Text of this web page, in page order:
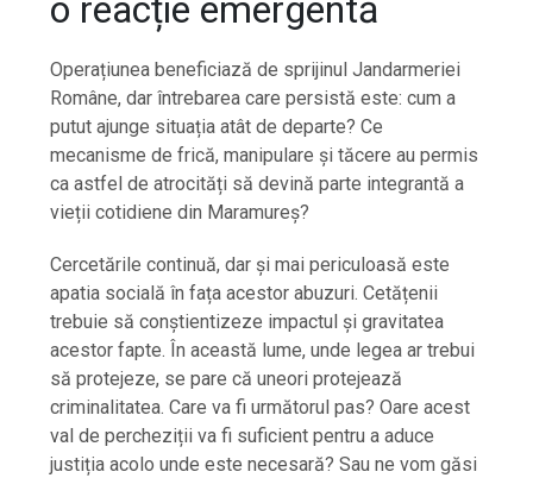
o reacție emergentă
Operațiunea beneficiază de sprijinul Jandarmeriei
Române, dar întrebarea care persistă este: cum a
putut ajunge situația atât de departe? Ce
mecanisme de frică, manipulare și tăcere au permis
ca astfel de atrocități să devină parte integrantă a
vieții cotidiene din Maramureș?
Cercetările continuă, dar și mai periculoasă este
apatia socială în fața acestor abuzuri. Cetățenii
trebuie să conștientizeze impactul și gravitatea
acestor fapte. În această lume, unde legea ar trebui
să protejeze, se pare că uneori protejează
criminalitatea. Care va fi următorul pas? Oare acest
val de percheziții va fi suficient pentru a aduce
justiția acolo unde este necesară? Sau ne vom găsi